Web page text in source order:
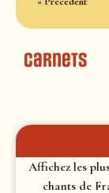
Carnets
Affichez les
chants de